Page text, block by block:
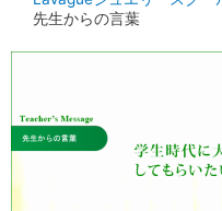
先生からの言葉